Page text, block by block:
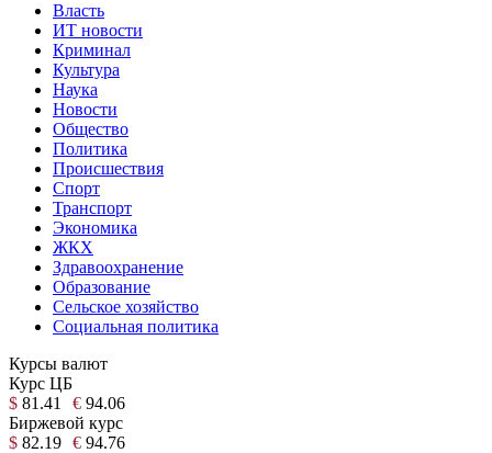
Власть
ИТ новости
Криминал
Культура
Наука
Новости
Общество
Политика
Происшествия
Спорт
Транспорт
Экономика
ЖКХ
Здравоохранение
Образование
Сельское хозяйство
Социальная политика
Курсы валют
Курс ЦБ
$ 81.41 € 94.06
Биржевой курс
$ 82.19 € 94.76